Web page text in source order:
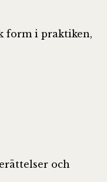
form i praktiken,
och